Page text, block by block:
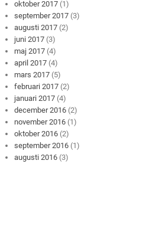
oktober 2017 (1)
september 2017 (3)
augusti 2017 (2)
juni 2017 (3)
maj 2017 (4)
april 2017 (4)
mars 2017 (5)
februari 2017 (2)
januari 2017 (4)
december 2016 (2)
november 2016 (1)
oktober 2016 (2)
september 2016 (1)
augusti 2016 (3)